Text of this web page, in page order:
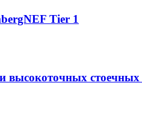
Tier 1
высокоточных